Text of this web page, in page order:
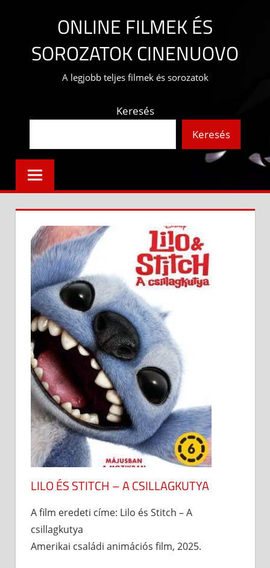
content
ONLINE FILMEK ÉS
SOROZATOK CINENUOVO
A legjobb teljes filmek és sorozatok
Keresés
Keresés
LILO ÉS STITCH – A CSILLAGKUTYA
A film eredeti címe: Lilo és Stitch – A
csillagkutya
Amerikai családi animációs film, 2025.